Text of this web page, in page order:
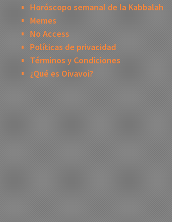
Horóscopo semanal de la Kabbalah
Memes
No Access
Políticas de privacidad
Términos y Condiciones
¿Qué es Oivavoi?